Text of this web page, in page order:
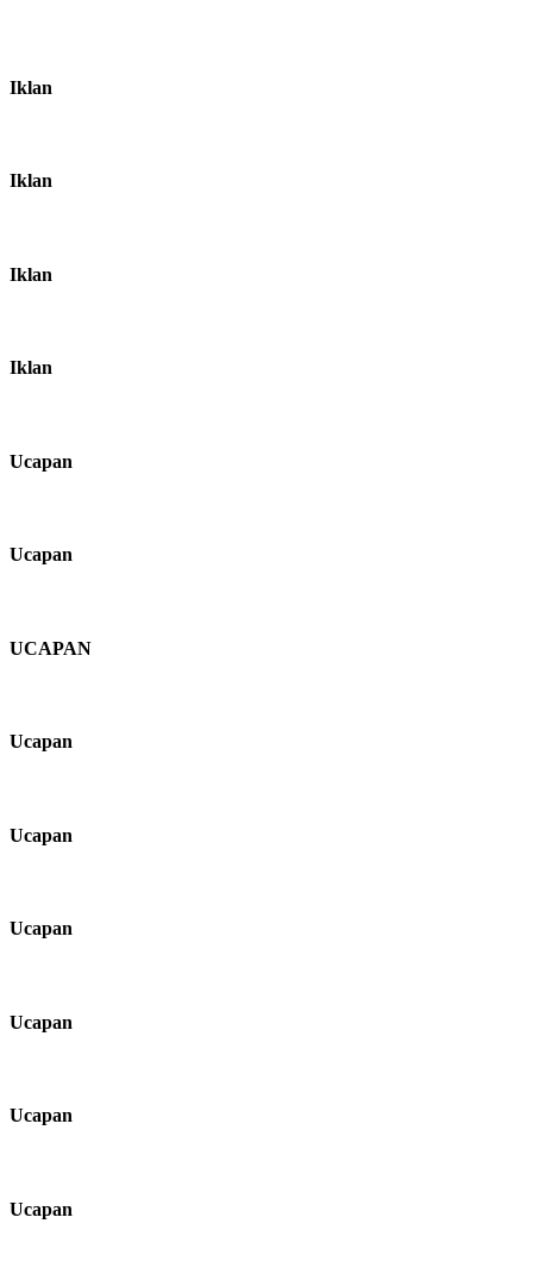
Iklan
Iklan
Iklan
Iklan
Ucapan
Ucapan
UCAPAN
Ucapan
Ucapan
Ucapan
Ucapan
Ucapan
Ucapan